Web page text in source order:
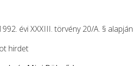
évi XXXIII. törvény 20/A. § alapján
hirdet